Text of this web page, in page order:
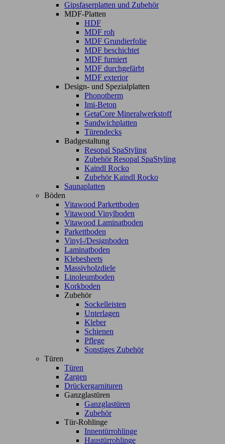
Gipsfaserplatten und Zubehör
MDF-Platten
HDF
MDF roh
MDF Grundierfolie
MDF beschichtet
MDF furniert
MDF durchgefärbt
MDF exterior
Design- und Spezialplatten
Phonotherm
Imi-Beton
GetaCore Mineralwerkstoff
Sandwichplatten
Türendecks
Badgestaltung
Resopal SpaStyling
Zubehör Resopal SpaStyling
Kaindl Rocko
Zubehör Kaindl Rocko
Saunaplatten
Böden
Vitawood Parkettboden
Vitawood Vinylboden
Vitawood Laminatboden
Parkettboden
Vinyl-/Designboden
Laminatboden
Klebesheets
Massivholzdiele
Linoleumboden
Korkboden
Zubehör
Sockelleisten
Unterlagen
Kleber
Schienen
Pflege
Sonstiges Zubehör
Türen
Türen
Zargen
Drückergarnituren
Ganzglastüren
Ganzglastüren
Zubehör
Tür-Rohlinge
Innentürrohlinge
Haustürrohlinge